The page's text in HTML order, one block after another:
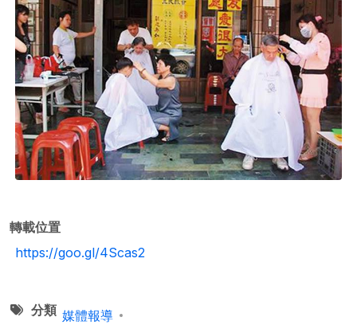
轉載位置
https://goo.gl/4Scas2
分類 媒體報導